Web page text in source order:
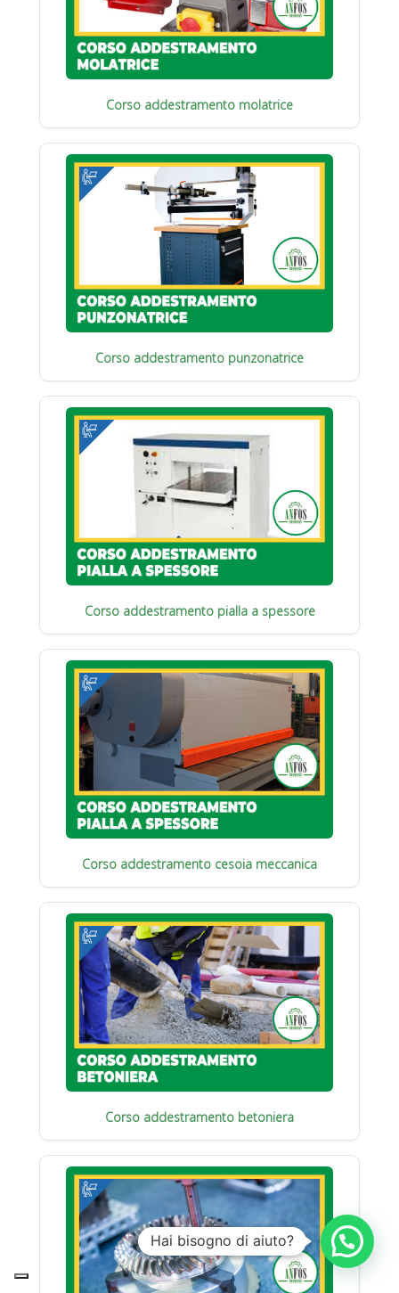
Corso addestramento molatrice
Corso addestramento punzonatrice
Corso addestramento pialla a spessore
Corso addestramento cesoia meccanica
Corso addestramento betoniera
Hai bisogno di aiuto?